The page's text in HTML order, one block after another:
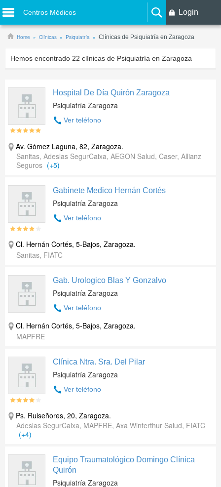
Centros Médicos Login
Home Clínicas Psiquiatría Clínicas de Psiquiatría en Zaragoza
Hemos encontrado 22 clínicas de Psiquiatría en Zaragoza
Hospital De Día Quirón Zaragoza
Psiquiatría Zaragoza
Ver teléfono
Av. Gómez Laguna, 82, Zaragoza.
Sanitas, Adeslas SegurCaixa, AEGON Salud, Caser, Allianz
Seguros (+5)
Gabinete Medico Hernán Cortés
Psiquiatría Zaragoza
Ver teléfono
Cl. Hernán Cortés, 5-Bajos, Zaragoza.
Sanitas, FIATC
Gab. Urologico Blas Y Gonzalvo
Psiquiatría Zaragoza
Ver teléfono
Cl. Hernán Cortés, 5-Bajos, Zaragoza.
MAPFRE
Clínica Ntra. Sra. Del Pilar
Psiquiatría Zaragoza
Ver teléfono
Ps. Ruiseñores, 20, Zaragoza.
Adeslas SegurCaixa, MAPFRE, Axa Winterthur Salud, FIATC
(+4)
Equipo Traumatológico Domingo Clínica
Quirón
Psiquiatría Zaragoza